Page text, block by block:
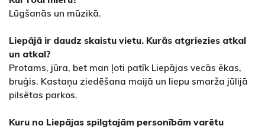
Lūgšanās un mūzikā.
Liepājā ir daudz skaistu vietu. Kurās atgriezies atkal
un atkal?
Protams, jūra, bet man ļoti patīk Liepājas vecās ēkas,
bruģis. Kastaņu ziedēšana maijā un liepu smarža jūlijā
pilsētas parkos.
Kuru no Liepājas spilgtajām personībām varētu